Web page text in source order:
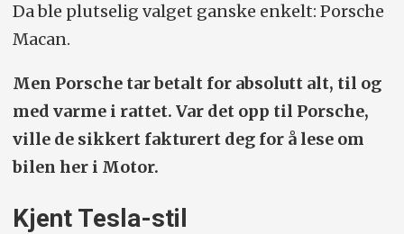
Da ble plutselig valget ganske enkelt: Porsche
Macan.
Men Porsche tar betalt for absolutt alt, til og
med varme i rattet. Var det opp til Porsche,
ville de sikkert fakturert deg for å lese om
bilen her i Motor.
Kjent Tesla-stil